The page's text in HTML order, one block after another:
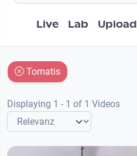
Hauptnavigation
Live Lab Upload
Tomatis
Displaying 1 - 1 of 1 Videos